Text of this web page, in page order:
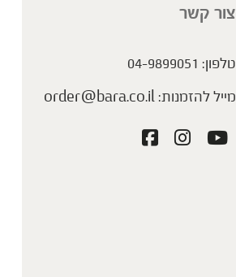
הבריאות
צור קשר
טלפון: 04-9899051
מייל להזמנות:order@bara.co.il